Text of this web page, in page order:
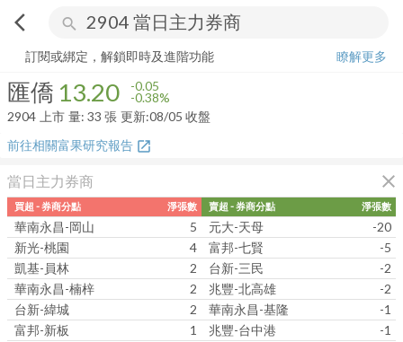
arrow_back_ios search
匯僑 13.20-0.38%
訂閱或綁定，解鎖即時及進階功能
瞭解更多
匯僑 13.20 -0.05
-0.38%
2904 上市 量: 33 張 更新:08/05 收盤
前往相關富果研究報告 open_in_new
當日主力券商 close
買超 - 券商分點 淨張數
華南永昌-岡山
5
新光-桃園
4
凱基-員林
2
華南永昌-楠梓
2
台新-緯城
2
富邦-新板
1
賣超 - 券商分點 淨張數
元大-天母
-20
富邦-七賢
-5
台新-三民
-2
兆豐-北高雄
-2
華南永昌-基隆
-1
兆豐-台中港
-1